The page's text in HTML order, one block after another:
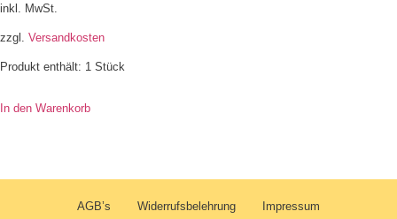
inkl. MwSt.
zzgl. Versandkosten
Produkt enthält: 1 Stück
In den Warenkorb
AGB’s Widerrufsbelehrung
Impressum